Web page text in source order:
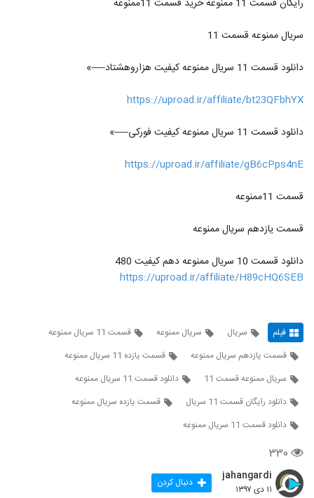
رایگان قسمت 11 ممنوعه خرید قسمت 11ممنوعه
سریال ممنوعه قسمت 11
دانلود قسمت 11 سریال ممنوعه کیفیت هزاروهشتاد-----»
https://uproad.ir/affiliate/bt23QFbhYX
دانلود قسمت 11 سریال ممنوعه کیفیت فورکی-----»
https://uproad.ir/affiliate/gB6cPps4nE
قسمت 11ممنوعه
قسمت یازدهم سریال ممنوعه
دانلود قسمت 10 سریال ممنوعه دهم کیفیت 480
https://uproad.ir/affiliate/H89cHQ6SEB
فیلم سریال سریال ممنوعه
قسمت 11 سریال ممنوعه
قسمت یازدهم سریال ممنوعه
قسمت یازده 11 سریال ممنوعه
سریال ممنوعه قسمت 11
دانلود قسمت 11 سریال ممنوعه
دانلود رایگان قسمت 11 سریال
قسمت یازده سریال ممنوعه
دانلود قسمت 11 سریال ممنوعه
۳۳۰
jahangardi
۱۱ دی ۱۳۹۷ دنبال کردن